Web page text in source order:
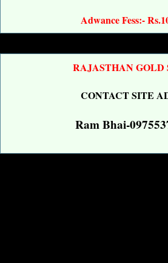
Adwance Fess:-
RAJASTHAN GOLD
CONTACT SITE
Ram Bhai-